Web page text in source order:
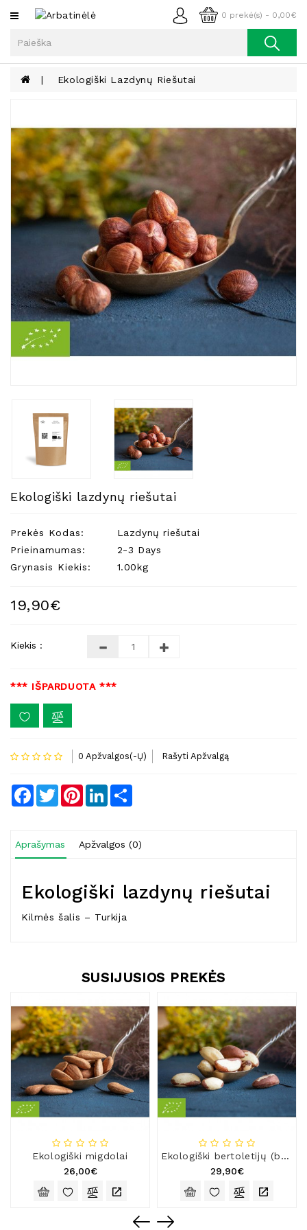
0 prekė(s) - 0,00€
Kategorijos
Kava
Aliejus
Lieknėjimui,
Sveikatai
Ir
Grožiui
Riešutai
Saldėsiai
Gurmanams
Natūralios
Žvakės
Namų
Kosmetika
Higienos
Priemonės
Kūdikiams
Reikalai
Indai
Dovanos
Ekologiški Lazdynų Riešutai
Ekologiški lazdynų riešutai
Prekės Kodas:
Lazdynų riešutai
Prieinamumas:
2-3 Days
Grynasis Kiekis:
1.00kg
19,90€
Kiekis :
*** IŠPARDUOTA ***
0 Apžvalgos(-Ų) Rašyti Apžvalgą
Facebook
TwitterPinterestLinkedIn
Aprašymas Apžvalgos (0)
Ekologiški lazdynų riešutai
Kilmės šalis – Turkija
SUSIJUSIOS PREKĖS
Ekologiški migdolai
26,00€
Ekologiški bertoletijų (braziliški) riešutai
29,90€